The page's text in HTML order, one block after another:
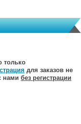
только
для заказов не
нами без регистрации